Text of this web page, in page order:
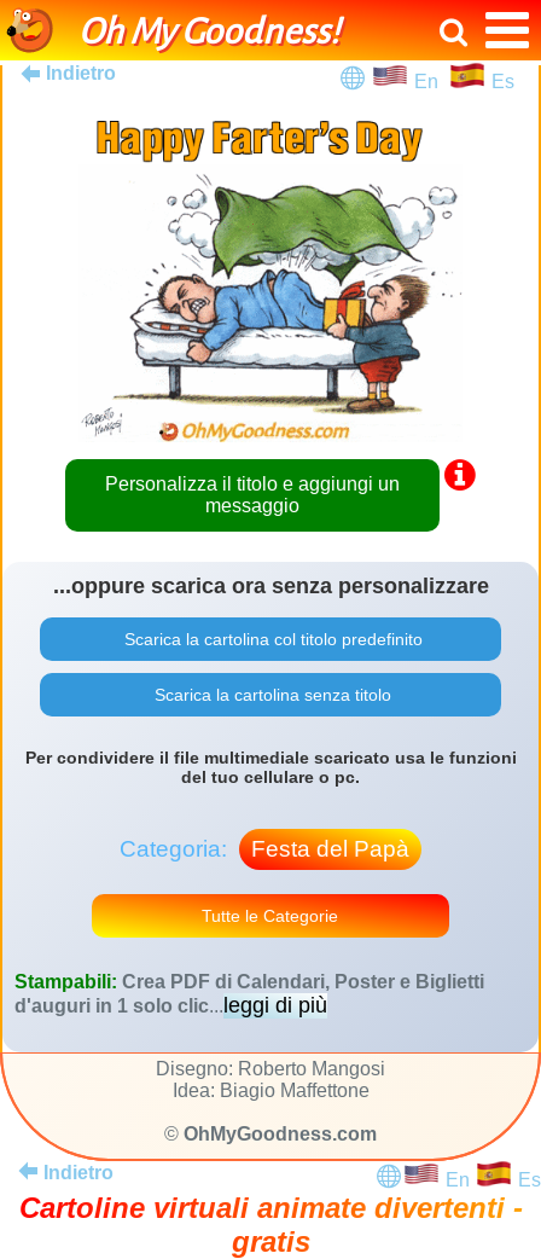
Oh My Goodness!
Indietro En Es
Personalizza il titolo e aggiungi un
messaggio
...oppure scarica ora senza personalizzare
Scarica la cartolina col titolo predefinito
Scarica la cartolina senza titolo
Per condividere il file multimediale scaricato usa le funzioni
del tuo cellulare o pc.
Categoria: Festa del Papà
Tutte le Categorie
Stampabili: Crea PDF di Calendari, Poster e Biglietti
d'auguri in 1 solo clic...leggi di più
Disegno: Roberto Mangosi
Idea: Biagio Maffettone
© OhMyGoodness.com
Indietro
En Es
Cartoline virtuali animate divertenti -
gratis